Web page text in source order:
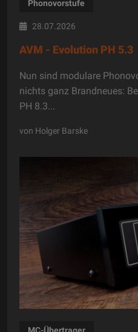
Phonovorstufe
28.07.2026
AVM - Evolution PH 5.3
Nun sind modulare
nichts ganz Brandneues:
PH 8.3...
von Holger Barske